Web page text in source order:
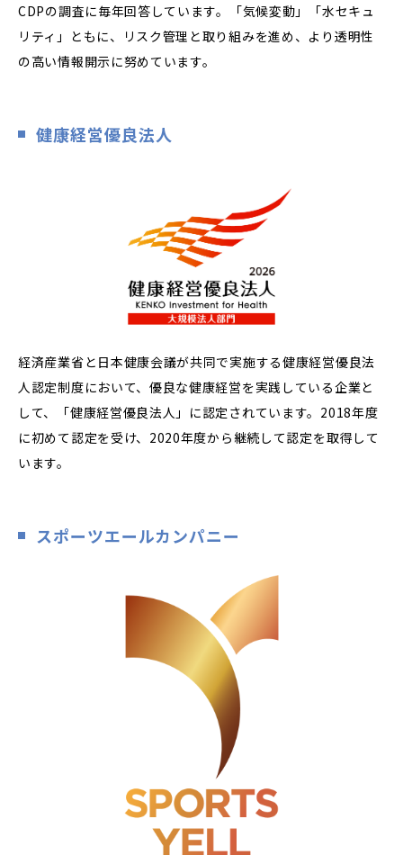
CDPの調査に毎年回答しています。「気候変動」「水セキュ
リティ」ともに、リスク管理と取り組みを進め、より透明性
の高い情報開示に努めています。
健康経営優良法人
経済産業省と日本健康会議が共同で実施する健康経営優良法
人認定制度において、優良な健康経営を実践している企業と
して、「健康経営優良法人」に認定されています。2018年度
に初めて認定を受け、2020年度から継続して認定を取得して
います。
スポーツエールカンパニー